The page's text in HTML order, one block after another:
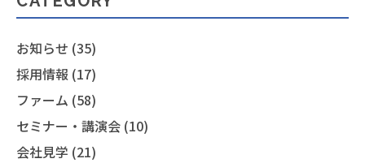
お知らせ (35)
採用情報 (17)
ファーム (58)
セミナー・講演会 (10)
会社見学 (21)